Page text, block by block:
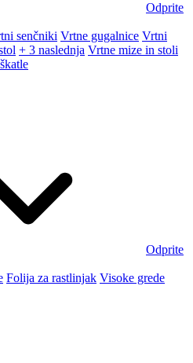
Odprite
senčniki Vrtne gugalnice Vrtni
+ 3 naslednja Vrtne mize in stoli
Odprite
Folija za rastlinjak Visoke grede